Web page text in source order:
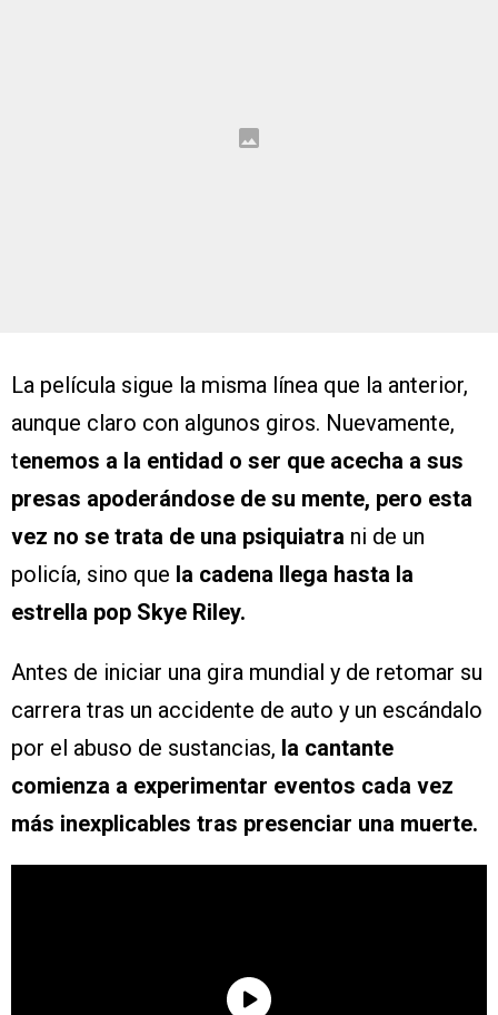
La película sigue la misma línea que la anterior,
aunque claro con algunos giros. Nuevamente,
tenemos a la entidad o ser que acecha a sus
presas apoderándose de su mente, pero esta
vez no se trata de una psiquiatra ni de un
policía, sino que la cadena llega hasta la
estrella pop Skye Riley.
Antes de iniciar una gira mundial y de retomar su
carrera tras un accidente de auto y un escándalo
por el abuso de sustancias, la cantante
comienza a experimentar eventos cada vez
más inexplicables tras presenciar una muerte.